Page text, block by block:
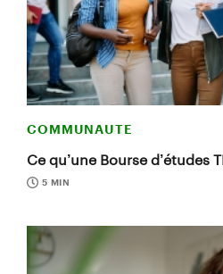
COMMUNAUTE
Ce qu’une Bourse d’études
5 MIN